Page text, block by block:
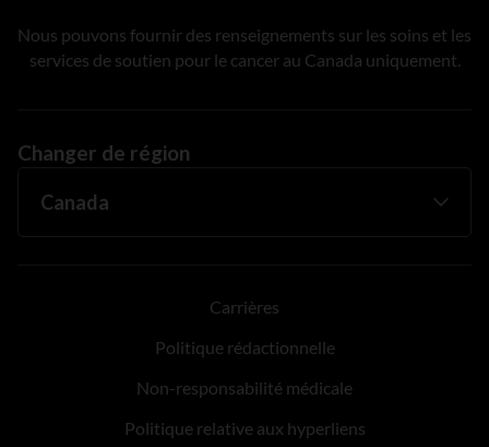
Nous pouvons fournir des renseignements sur les soins et les
services de soutien pour le cancer au Canada uniquement.
Changer de région
Carrières
Politique rédactionnelle
Non-responsabilité médicale
Politique relative aux hyperliens